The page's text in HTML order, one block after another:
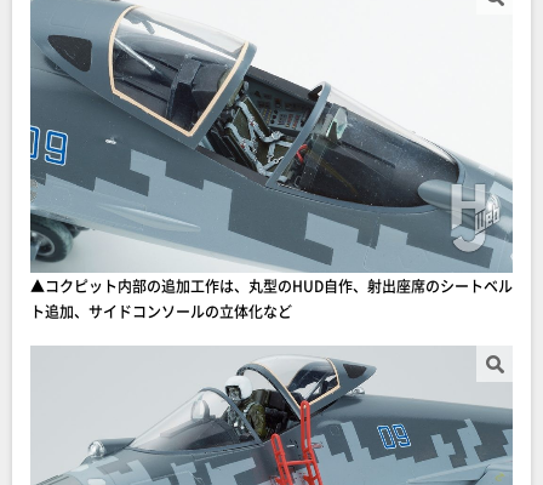
▲コクピット内部の追加工作は、丸型のHUD自作、射出座席のシートベル
ト追加、サイドコンソールの立体化など